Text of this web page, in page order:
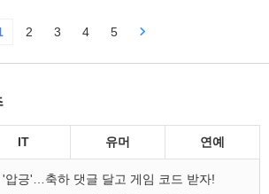
2 3 4 5
IT 유머 연예
'압긍'…축하 댓글 달고 게임 코드 받자!